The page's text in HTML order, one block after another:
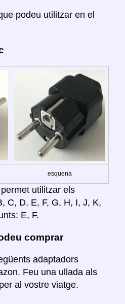
podeu utilitzar en el
esquena
utilitzar els
C, D, E, F, G, H, I, J, K,
E, F.
comprar
adaptadors
Feu una ullada als
al vostre viatge.